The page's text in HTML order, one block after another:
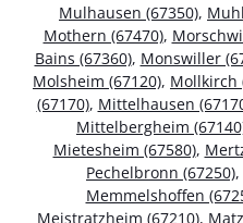
Mulhausen (67350),
Mothern (67470),
Bains (67360), Monswiller
Molsheim (67120), Mollkirch
(67170), Mittelhausen
Mittelbergheim
Mietesheim (67580),
Pechelbronn (67250),
Memmelshoffen
Meistratzheim (67210),